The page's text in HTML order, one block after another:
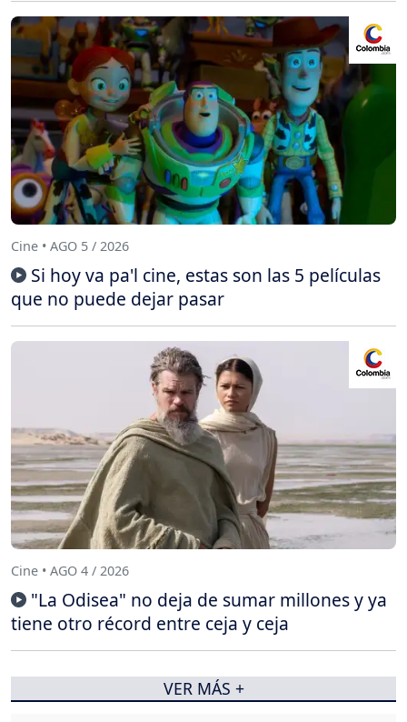
Cine • AGO 5 / 2026
Si hoy va pa'l cine, estas son las 5 películas
que no puede dejar pasar
Cine • AGO 4 / 2026
"La Odisea" no deja de sumar millones y ya
tiene otro récord entre ceja y ceja
VER MÁS +